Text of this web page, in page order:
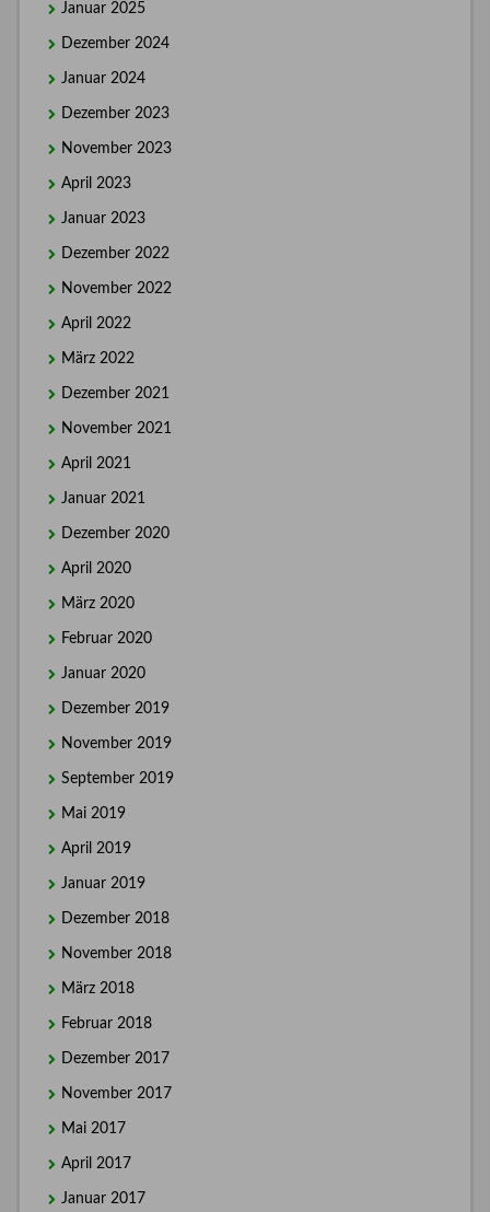
Januar 2025
Dezember 2024
Januar 2024
Dezember 2023
November 2023
April 2023
Januar 2023
Dezember 2022
November 2022
April 2022
März 2022
Dezember 2021
November 2021
April 2021
Januar 2021
Dezember 2020
April 2020
März 2020
Februar 2020
Januar 2020
Dezember 2019
November 2019
September 2019
Mai 2019
April 2019
Januar 2019
Dezember 2018
November 2018
März 2018
Februar 2018
Dezember 2017
November 2017
Mai 2017
April 2017
Januar 2017